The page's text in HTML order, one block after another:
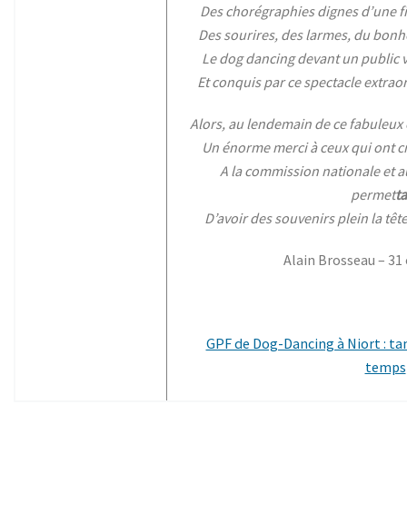
Des chorégraphies dignes d’une
Des sourires, des larmes, du
Le dog dancing devant un public
Et conquis par ce spectacle
Alors, au lendemain de ce
Un énorme merci à ceux qui ont
A la commission nationale et
permet
D’avoir des souvenirs plein la
Alain Brosseau –
GPF de Dog-Dancing à Niort :
temps